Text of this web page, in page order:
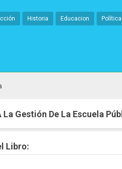
Historia Educacion Política
La Gestión De La Escuela
Libro: